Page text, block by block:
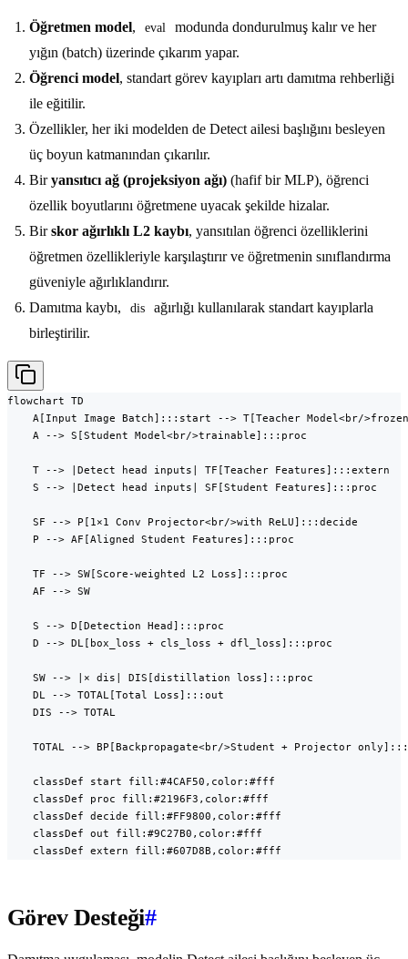
Öğretmen model, eval
modunda dondurulmuş kalır ve her
yığın (batch) üzerinde çıkarım yapar.
Öğrenci model, standart görev kayıpları artı damıtma rehberliği
ile eğitilir.
Özellikler, her iki modelden de Detect ailesi başlığını besleyen
üç boyun katmanından çıkarılır.
Biryansıtıcı ağ (projeksiyon ağı) (hafif bir MLP), öğrenci
özellik boyutlarını öğretmene uyacak şekilde hizalar.
Birskor ağırlıklı L2 kaybı, yansıtılan öğrenci özelliklerini
öğretmen özellikleriyle karşılaştırır ve öğretmenin sınıflandırma
güveniyle ağırlıklandırır.
Damıtma kaybı,
dis
ağırlığı kullanılarak standart kayıplarla
birleştirilir.
flowchart TD
A[Input Image Batch]:::start --> T[Teacher Model<br/
    A --> S[Student Model<br/>trainable]:::proc
    T --> |Detect head inputs| TF[Teacher Features]:::extern
    S --> |Detect head inputs| SF[Student Features]:::proc
    SF --> P[1×1 Conv Projector<br/>with ReLU]:::decide
    P --> AF[Aligned Student Features]:::proc
    TF --> SW[Score-weighted L2 Loss]:::proc
    AF --> SW
    S --> D[Detection Head]:::proc
    D --> DL[box_loss + cls_loss + dfl_loss]:::proc
    SW --> |× dis| DIS[distillation loss]:::proc
    DL --> TOTAL[Total Loss]:::out
    DIS --> TOTAL
TOTAL --> BP[Backpropagate<br/>Student + Projector
    classDef start fill:#4CAF50,color:#fff
    classDef proc fill:#2196F3,color:#fff
    classDef decide fill:#FF9800,color:#fff
    classDef out fill:#9C27B0,color:#fff
    classDef extern fill:#607D8B,color:#fff
Görev Desteği#